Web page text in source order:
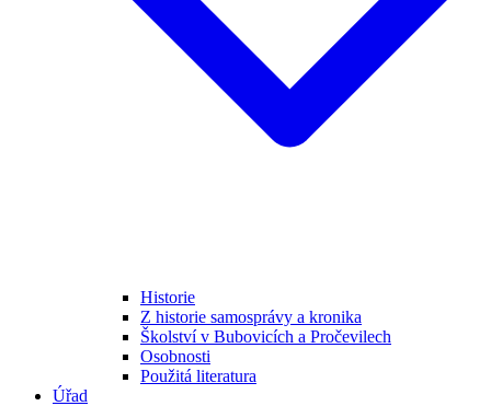
Historie
Z historie samosprávy a kronika
Školství v Bubovicích a Pročevilech
Osobnosti
Použitá literatura
Úřad